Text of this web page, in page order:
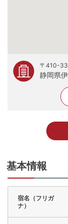
〒410-
静岡県
基本情報
宿名（フリガ
ナ）